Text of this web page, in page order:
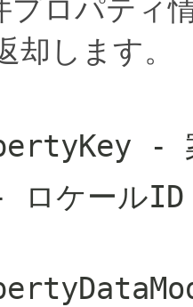
プロパティ
します。
-
ロケールID